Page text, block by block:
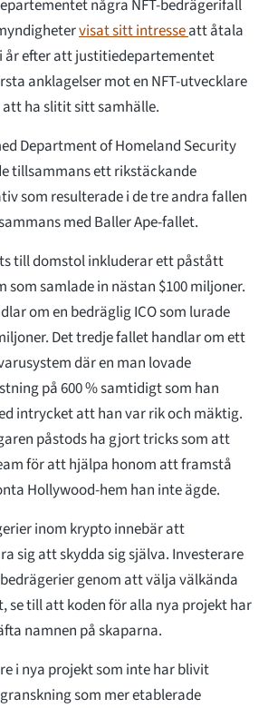
några NFT-bedrägerifall
visat sitt intresseatt åtala
år efter att justitiedepartementet
anklagelser mot en NFT-utvecklare
ha slitit sitt samhälle.
Department of Homeland Security
tillsammans ett rikstäckande
som resulterade i de tre andra fallen
med Baller Ape-fallet.
till domstol inkluderar ett påstått
som samlade in nästan $100 miljoner.
om en bedräglig ICO som lurade
Det tredje fallet handlar om ett
där en man lovade
på 600 % samtidigt som han
intrycket att han var rik och mäktig.
påstods ha gjort tricks som att
för att hjälpa honom att framstå
Hollywood-hem han inte ägde.
inom krypto innebär att
sig att skydda sig själva. Investerare
genom att välja välkända
se till att koden för alla nya projekt har
namnen på skaparna.
i nya projekt som inte har blivit
som mer etablerade